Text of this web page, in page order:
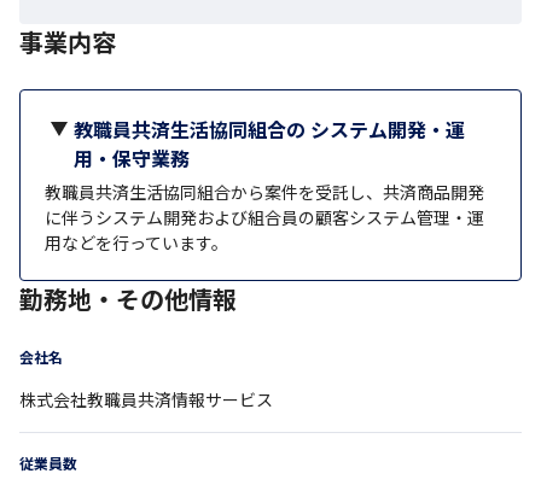
事業内容
教職員共済生活協同組合の システム開発・運
用・保守業務
教職員共済生活協同組合から案件を受託し、共済商品開発
に伴うシステム開発および組合員の顧客システム管理・運
用などを行っています。
勤務地・その他情報
会社名
株式会社教職員共済情報サービス
従業員数